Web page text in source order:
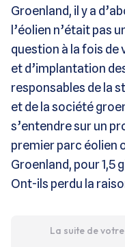
Groenland, il y a
l’éolien n’était pas
question à la fois
et d’implantation
responsables de la
et de la société
s’entendre sur un
premier parc éolien
Groenland, pour 1,5
Ont-ils perdu la
La suite de